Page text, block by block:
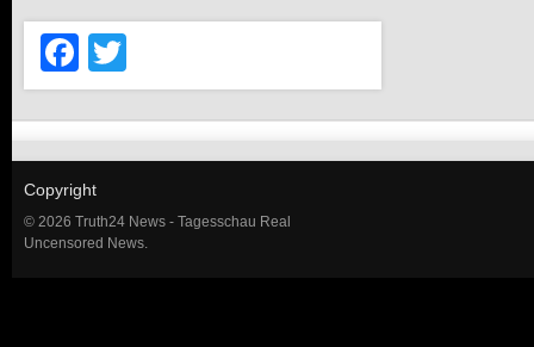
Facebook
Copyright
© 2026 Truth24 News - Tagesschau Real
Uncensored News.